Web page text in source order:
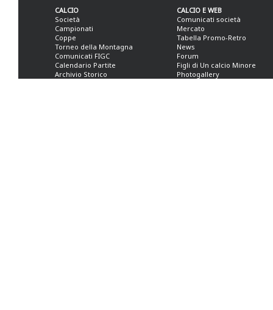
CALCIO
Società
Campionati
Coppe
Torneo della Montagna
Comunicati FIGC
Calendario Partite
Archivio Storico
CALCIO E WEB
Comunicati società
Mercato
Tabella Promo-Retro
News
Forum
Figli di Un calcio Minore
Photogallery